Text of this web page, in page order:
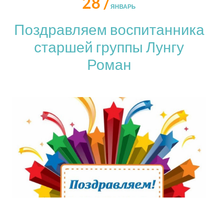
ЯНВАРЬ
Поздравляем воспитанника
старшей группы Лунгу
Роман